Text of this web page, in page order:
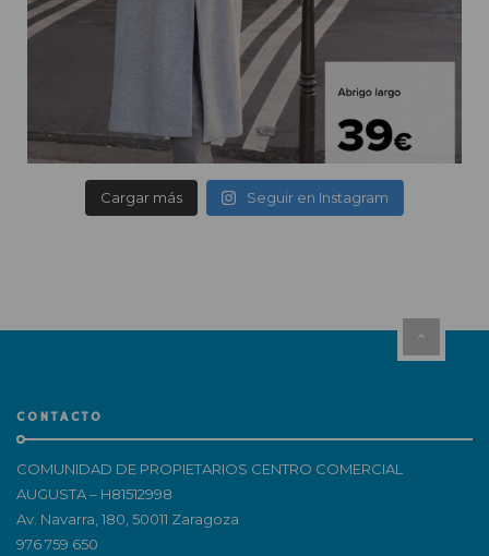
Cargar más Seguir en Instagram
CONTACTO
COMUNIDAD DE PROPIETARIOS CENTRO COMERCIAL
AUGUSTA – H81512998
Av. Navarra, 180, 50011 Zaragoza
976 759 650